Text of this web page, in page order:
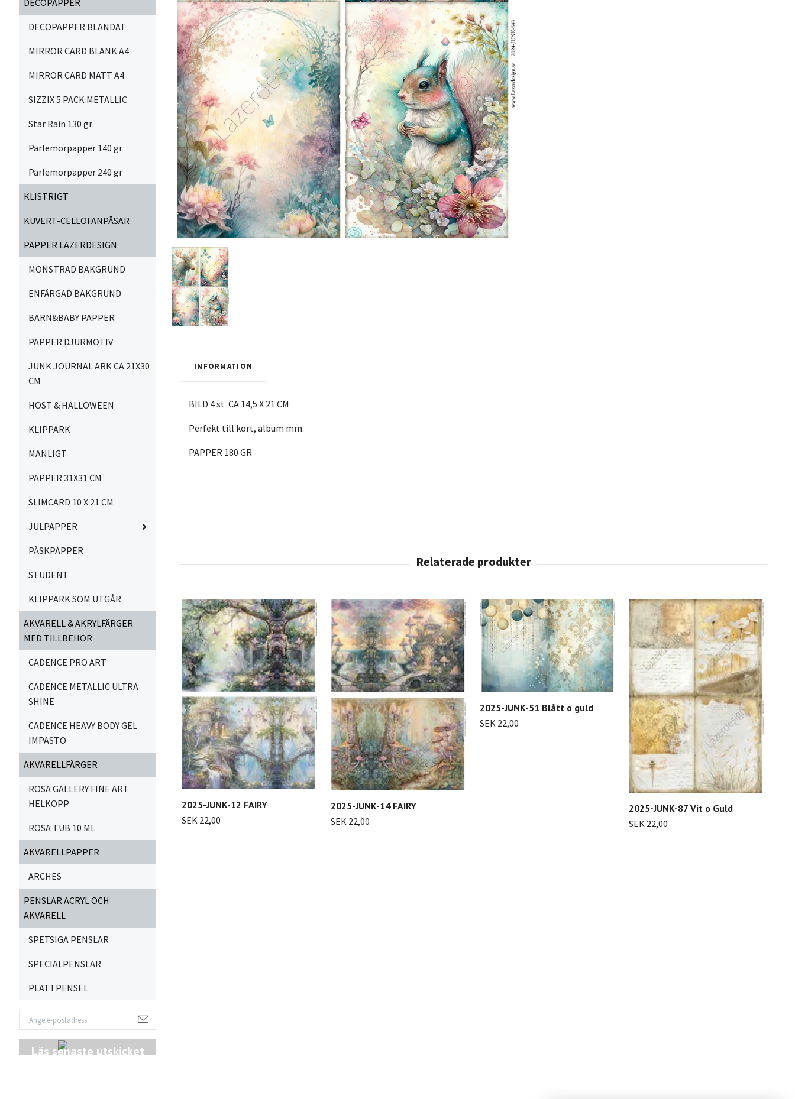
DECOPAPPER
DECOPAPPER BLANDAT
MIRROR CARD BLANK A4
MIRROR CARD MATT A4
SIZZIX 5 PACK METALLIC
Star Rain 130 gr
Pärlemorpapper 140 gr
Pärlemorpapper 240 gr
KLISTRIGT
KUVERT-CELLOFANPÅSAR
PAPPER LAZERDESIGN
MÖNSTRAD BAKGRUND
ENFÄRGAD BAKGRUND
BARN&BABY PAPPER
PAPPER DJURMOTIV
JUNK JOURNAL ARK CA 21X30
CM
HÖST & HALLOWEEN
KLIPPARK
MANLIGT
PAPPER 31X31 CM
SLIMCARD 10 X 21 CM
JULPAPPER
PÅSKPAPPER
STUDENT
KLIPPARK SOM UTGÅR
AKVARELL & AKRYLFÄRGER
MED TILLBEHÖR
CADENCE PRO ART
CADENCE METALLIC ULTRA
SHINE
CADENCE HEAVY BODY GEL
IMPASTO
AKVARELLFÄRGER
ROSA GALLERY FINE ART
HELKOPP
ROSA TUB 10 ML
AKVARELLPAPPER
ARCHES
PENSLAR ACRYL OCH
AKVARELL
SPETSIGA PENSLAR
SPECIALPENSLAR
PLATTPENSEL
Läs senaste utskicket
INFORMATION
BILD 4 st CA 14,5 X 21 CM
Perfekt till kort, album mm.
PAPPER 180 GR
2025-JUNK-12 FAIRY
SEK 22,00
2025-JUNK-14 FAIRY
SEK 22,00
2025-JUNK-51 Blått o guld
SEK 22,00
2025-JUNK-87 Vit o Guld
SEK 22,00